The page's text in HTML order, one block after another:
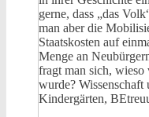
gerne, dass „das
man aber die
Staatskosten auf
Menge an
fragt man sich, wieso
wurde? Wissenschaft
Kindergärten,